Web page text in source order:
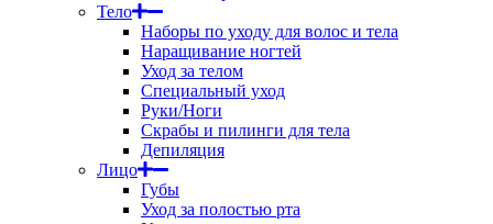
Тело
Наборы по уходу для волос и тела
Наращивание ногтей
Уход за телом
Специальный уход
Руки/Ноги
Скрабы и пилинги для тела
Депиляция
Лицо
Губы
Уход за полостью рта